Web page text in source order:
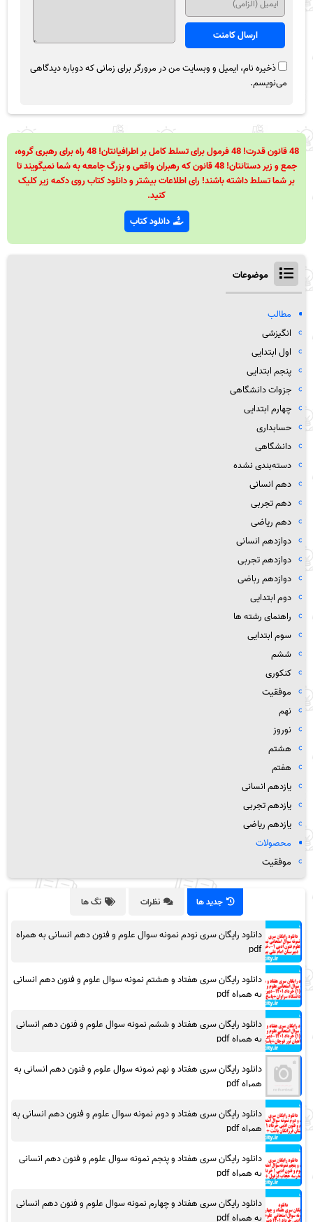
ذخیره نام، ایمیل و وبسایت من در مرورگر برای زمانی که دوباره دیدگاهی
می‌نویسم.
48 قانون قدرت! 48 فرمول برای تسلط کامل بر اطرافیانتان! 48 راه برای رهبری گروه،
جمع و زیر دستانتان! 48 قانون که رهبران واقعی و بزرگ جامعه به شما نمیگویند تا
بر شما تسلط داشته باشند! رای اطلاعات بیشتر و دانلود کتاب روی دکمه زیر کلیک
کنید.
دانلود کتاب
موضوعات
مطالب
انگیزشی
اول ابتدایی
پنجم ابتدایی
جزوات دانشگاهی
چهارم ابتدایی
حسابداری
دانشگاهی
دسته‌بندی نشده
دهم انسانی
دهم تجربی
دهم ریاضی
دوازدهم انسانی
دوازدهم تجربی
دوازدهم رباضی
دوم ابتدایی
راهنمای رشته ها
سوم ابتدایی
ششم
کنکوری
موفقیت
نهم
نوروز
هشتم
هفتم
یازدهم انسانی
یازدهم تجربی
یازدهم ریاضی
محصولات
موفقیت
جدید ها نظرات تگ ها
دانلود رایگان سری نودم نمونه سوال علوم و فنون دهم انسانی به همراه
pdf
دانلود رایگان سری هفتاد و هشتم نمونه سوال علوم و فنون دهم انسانی
به همراه pdf
دانلود رایگان سری هفتاد و ششم نمونه سوال علوم و فنون دهم انسانی
به همراه pdf
دانلود رایگان سری هفتاد و نهم نمونه سوال علوم و فنون دهم انسانی به
همراه pdf
دانلود رایگان سری هفتاد و دوم نمونه سوال علوم و فنون دهم انسانی به
همراه pdf
دانلود رایگان سری هفتاد و پنجم نمونه سوال علوم و فنون دهم انسانی
به همراه pdf
دانلود رایگان سری هفتاد و چهارم نمونه سوال علوم و فنون دهم انسانی
به همراه pdf